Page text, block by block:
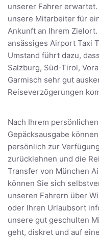
unserer Fahrer
unsere Mitarbeiter für
Ankunft an Ihrem
ansässiges Airport Taxi
Umstand führt dazu,
Salzburg, Süd-Tirol,
Garmisch sehr gut
Reiseverzögerungen
Nach Ihrem
Gepäcksausgabe
persönlich zur
zurücklehnen und die
Transfer von München
können Sie sich
unseren Fahrern über
oder Ihren Urlaubsort
unsere gut geschulten
geht, diskret und auf